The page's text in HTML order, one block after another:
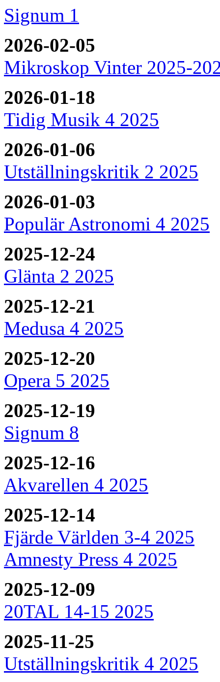
Signum 1
2026-02-05
Mikroskop Vinter 2025-
2026-01-18
Tidig Musik 4 2025
2026-01-06
Utställningskritik 2 2025
2026-01-03
Populär Astronomi 4 2025
2025-12-24
Glänta 2 2025
2025-12-21
Medusa 4 2025
2025-12-20
Opera 5 2025
2025-12-19
Signum 8
2025-12-16
Akvarellen 4 2025
2025-12-14
Fjärde Världen 3-4 2025
Amnesty Press 4 2025
2025-12-09
20TAL 14-15 2025
2025-11-25
Utställningskritik 4 2025